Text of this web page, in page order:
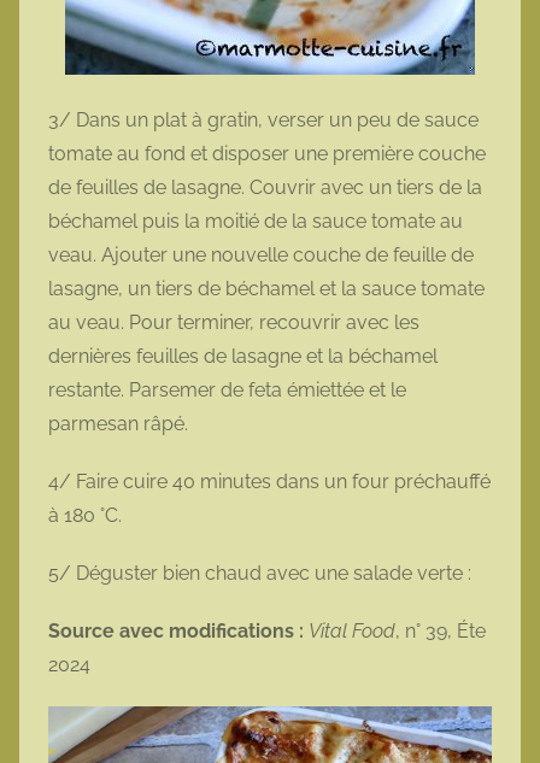
3/ Dans un plat à gratin, verser un peu de sauce
tomate au fond et disposer une première couche
de feuilles de lasagne. Couvrir avec un tiers de la
béchamel puis la moitié de la sauce tomate au
veau. Ajouter une nouvelle couche de feuille de
lasagne, un tiers de béchamel et la sauce tomate
au veau. Pour terminer, recouvrir avec les
dernières feuilles de lasagne et la béchamel
restante. Parsemer de feta émiettée et le
parmesan râpé.
4/ Faire cuire 40 minutes dans un four préchauffé
à 180 °C.
5/ Déguster bien chaud avec une salade verte :
Source avec modifications : Vital Food, n° 39, Éte
2024